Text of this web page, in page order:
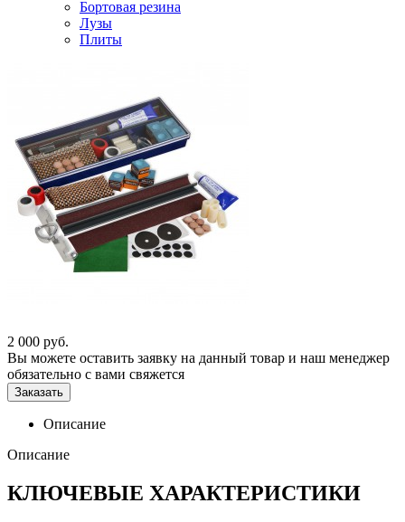
Бортовая резина
Лузы
Плиты
2 000 руб.
Вы можете оставить заявку на данный товар и наш менеджер
обязательно с вами свяжется
Заказать
Описание
Описание
КЛЮЧЕВЫЕ ХАРАКТЕРИСТИКИ